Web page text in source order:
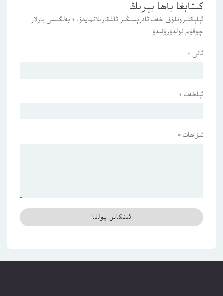
كىتابغا باھا بېرىڭ
ئېلېكتىرونلۇق خەت ئادرېسىڭىز ئاشكارىلانمايدۇ. * بەلگىسى بارلار
چوقۇم تولدۇرۇلىدۇ
ئاتى *
ئېلخەت *
ئىزاھات *